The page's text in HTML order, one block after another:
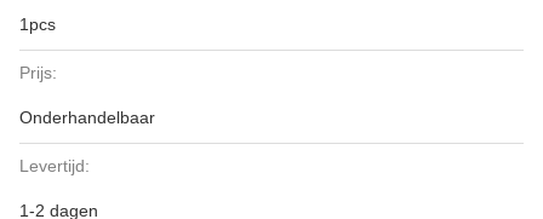
1pcs
Prijs:
Onderhandelbaar
Levertijd:
1-2 dagen